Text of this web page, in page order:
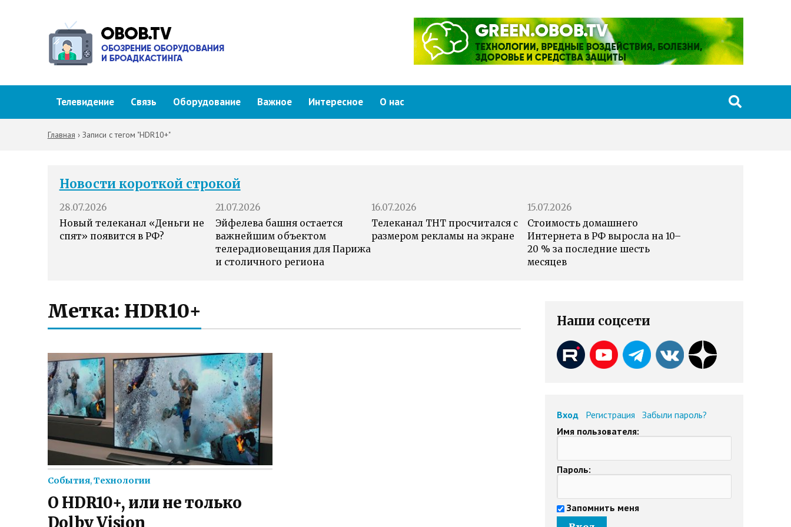
Телевидение Связь Оборудование Важное Интересное О нас
Главная › Записи с тегом "HDR10+"
Новости короткой строкой
28.07.2026
Новый телеканал «Деньги не
спят» появится в РФ?
21.07.2026
Эйфелева башня остается
важнейшим объектом
телерадиовещания для Парижа
и столичного региона
16.07.2026
Телеканал ТНТ просчитался с
размером рекламы на экране
15.07.2026
Стоимость домашнего
Интернета в РФ выросла на 10–
20 % за последние шесть
месяцев
Метка: HDR10+
События,Технологии
О HDR10+, или не только
Dolby Vision
Наши соцсети
Вход Регистрация
Забыли пароль?
Имя пользователя:
Пароль:
Запомнить меня